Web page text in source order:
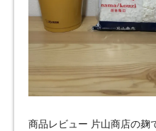
商品レビュー 片山商店の麹